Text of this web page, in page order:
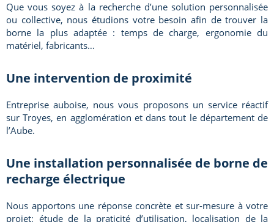
Que vous soyez à la recherche d’une solution personnalisée
ou collective, nous étudions votre besoin afin de trouver la
borne la plus adaptée : temps de charge, ergonomie du
matériel, fabricants…
Une intervention de proximité
Entreprise auboise, nous vous proposons un service réactif
sur Troyes, en agglomération et dans tout le département de
l’Aube.
Une installation personnalisée de borne de
recharge électrique
Nous apportons une réponse concrète et sur-mesure à votre
projet; étude de la praticité d’utilisation, localisation de la